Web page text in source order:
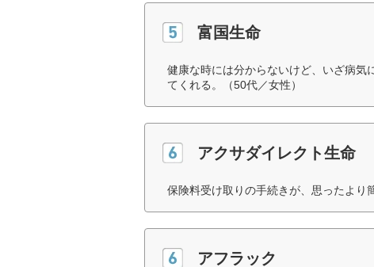
富国生命
健康な時には分からないけど、いざ病気
てくれる。（50代／女性）
アクサダイレクト生命
保険料受け取りの手続きが、思ったより
アフラック